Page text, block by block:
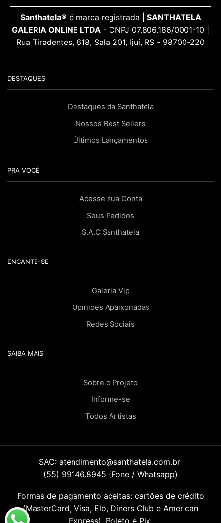
Santhatela® é marca registrada | SANTHATELA
GALERIA ONLINE LTDA - CNPJ 07.806.186/0001-10 |
Rua Tiradentes, 618, Sala 201, Ijuí, RS - 98700-220
DESTAQUES
Destaques da Santhatela
Nossos Best Sellers
Últimos Lançamentos
PRA VOCÊ
Acesse sua Conta
Seus Pedidos
S.A.C Santhatela
ENCANTE-SE
Galeria Vip
Opiniões Apaixonadas
Redes Sociais
SAIBA MAIS
Sobre o Projeto
Informe-se
Todos Artistas
SAC: atendimento@santhatela.com.br
(55) 99146.8945 (Fone / Whatsapp)
Formas de pagamento aceitas: cartões de crédito
(MasterCard, Visa, Elo, Diners Club e American
Express), Boleto e Pix.